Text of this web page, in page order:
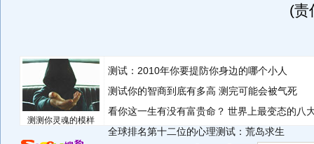
(责
测测你灵魂的模样
测试：2010年你要提防你身边的哪个小人
测试你的智商到底有多高 测完可能会被气死
看你这一生有没有富贵命？ 世界上最变态的八
全球排名第十二位的心理测试：荒岛求生